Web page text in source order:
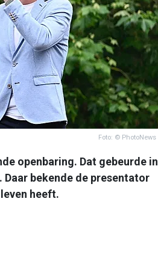
Foto: © PhotoNews
openbaring. Dat gebeurde in
Daar bekende de presentator
heeft.